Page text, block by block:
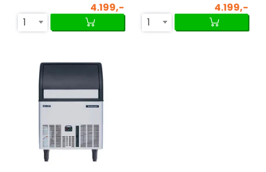
4.199,-
1
4.199,-
1